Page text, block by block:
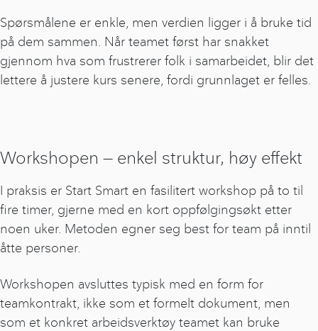
Spørsmålene er enkle, men verdien ligger i å bruke tid
på dem sammen. Når teamet først har snakket
gjennom hva som frustrerer folk i samarbeidet, blir det
lettere å justere kurs senere, fordi grunnlaget er felles.
Workshopen — enkel struktur, høy effekt
I praksis er Start Smart en fasilitert workshop på to til
fire timer, gjerne med en kort oppfølgingsøkt etter
noen uker. Metoden egner seg best for team på inntil
åtte personer.
Workshopen avsluttes typisk med en form for
teamkontrakt, ikke som et formelt dokument, men
som et konkret arbeidsverktøy teamet kan bruke